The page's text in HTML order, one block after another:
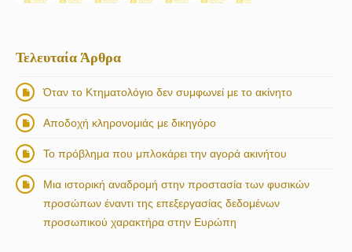
Τελευταία Άρθρα
Όταν το Κτηματολόγιο δεν συμφωνεί με το ακίνητο
Αποδοχή κληρονομιάς με δικηγόρο
Το πρόβλημα που μπλοκάρει την αγορά ακινήτου
Μια ιστορική αναδρομή στην προστασία των φυσικών
προσώπων έναντι της επεξεργασίας δεδομένων
προσωπικού χαρακτήρα στην Ευρώπη